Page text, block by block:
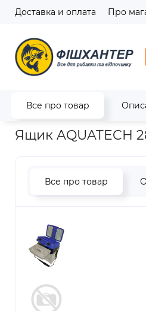
Доставка и оплата Про
Все про товар
Главная Транспортировка и
Ящик AQUATECH
Все про товар